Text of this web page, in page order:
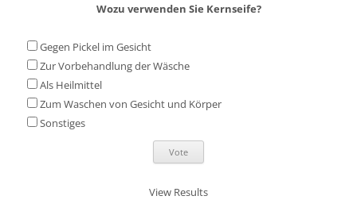
Wozu verwenden Sie Kernseife?
Gegen Pickel im Gesicht
Zur Vorbehandlung der Wäsche
Als Heilmittel
Zum Waschen von Gesicht und Körper
Sonstiges
View Results